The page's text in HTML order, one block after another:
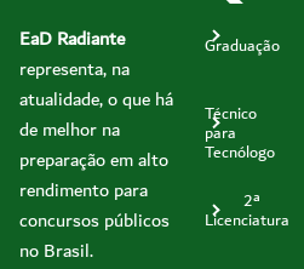
EaD Radiante
representa, na
atualidade, o que há
de melhor na
preparação em alto
rendimento para
concursos públicos
no Brasil.
Graduação
Técnico
para
Tecnólogo
2ª
Licenciatura